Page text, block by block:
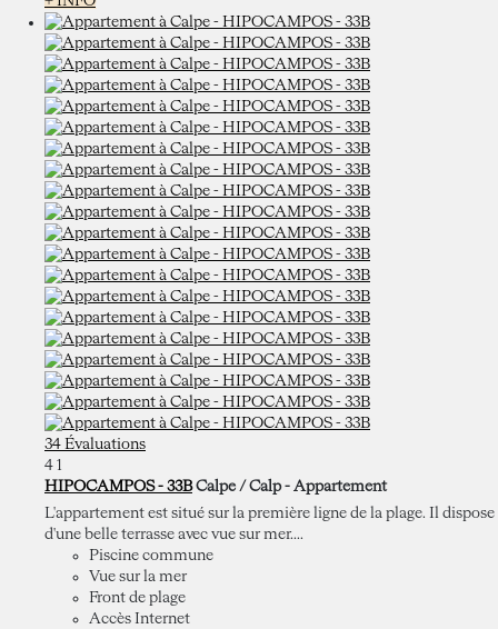
34 Évaluations
4 1
HIPOCAMPOS - 33B Calpe / Calp - Appartement
L'appartement est situé sur la première ligne de la plage. Il dispose
d'une belle terrasse avec vue sur mer....
Piscine commune
Vue sur la mer
Front de plage
Accès Internet